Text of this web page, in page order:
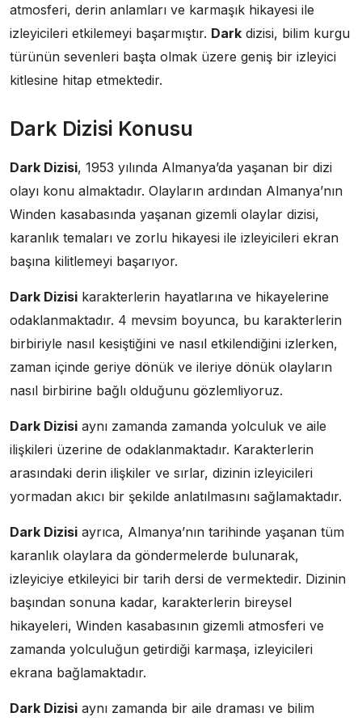
atmosferi, derin anlamları ve karmaşık hikayesi ile
izleyicileri etkilemeyi başarmıştır. Dark dizisi, bilim kurgu
türünün sevenleri başta olmak üzere geniş bir izleyici
kitlesine hitap etmektedir.
Dark Dizisi Konusu
Dark Dizisi, 1953 yılında Almanya’da yaşanan bir dizi
olayı konu almaktadır. Olayların ardından Almanya’nın
Winden kasabasında yaşanan gizemli olaylar dizisi,
karanlık temaları ve zorlu hikayesi ile izleyicileri ekran
başına kilitlemeyi başarıyor.
Dark Dizisi karakterlerin hayatlarına ve hikayelerine
odaklanmaktadır. 4 mevsim boyunca, bu karakterlerin
birbiriyle nasıl kesiştiğini ve nasıl etkilendiğini izlerken,
zaman içinde geriye dönük ve ileriye dönük olayların
nasıl birbirine bağlı olduğunu gözlemliyoruz.
Dark Dizisi aynı zamanda zamanda yolculuk ve aile
ilişkileri üzerine de odaklanmaktadır. Karakterlerin
arasındaki derin ilişkiler ve sırlar, dizinin izleyicileri
yormadan akıcı bir şekilde anlatılmasını sağlamaktadır.
Dark Dizisi ayrıca, Almanya’nın tarihinde yaşanan tüm
karanlık olaylara da göndermelerde bulunarak,
izleyiciye etkileyici bir tarih dersi de vermektedir. Dizinin
başından sonuna kadar, karakterlerin bireysel
hikayeleri, Winden kasabasının gizemli atmosferi ve
zamanda yolculuğun getirdiği karmaşa, izleyicileri
ekrana bağlamaktadır.
Dark Dizisi aynı zamanda bir aile draması ve bilim